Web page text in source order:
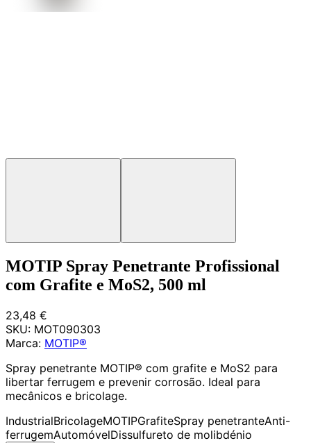
MOTIP Spray Penetrante Profissional
com Grafite e MoS2, 500 ml
23,48 €
SKU: MOT090303
Marca: MOTIP®
Spray penetrante MOTIP® com grafite e MoS2 para
libertar ferrugem e prevenir corrosão. Ideal para
mecânicos e bricolage.
IndustrialBricolageMOTIPGrafiteSpray penetranteAnti-
ferrugemAutomóvelDissulfureto de molibdénio